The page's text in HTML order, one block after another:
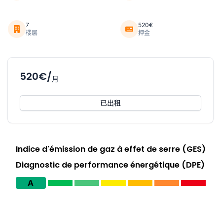
7
楼层
520€
押金
520€/月
已出租
Indice d'émission de gaz à effet de serre (GES)
Diagnostic de performance énergétique (DPE)
A